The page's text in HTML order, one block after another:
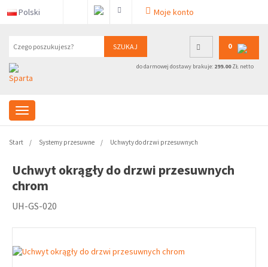
Polski Moje konto
SZUKAJ 0
do darmowej dostawy brakuje: 299.00ZŁ netto
Start Systemy przesuwne Uchwyty do drzwi przesuwnych
Uchwyt okrągły do drzwi przesuwnych
chrom
UH-GS-020